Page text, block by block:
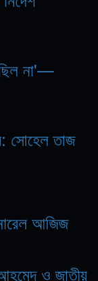
না'—
সোহেল তাজ
আজিজ
ও জাতীয়